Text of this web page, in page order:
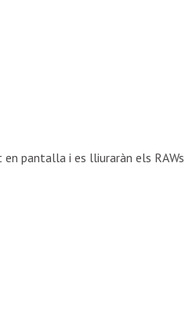
pantalla i es lliuraràn els RAWs